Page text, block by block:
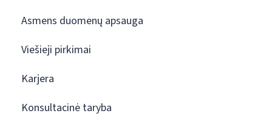
Asmens duomenų apsauga
Viešieji pirkimai
Karjera
Konsultacinė taryba